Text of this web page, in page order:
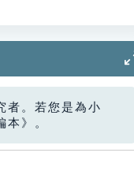
者。若您是為小
》。